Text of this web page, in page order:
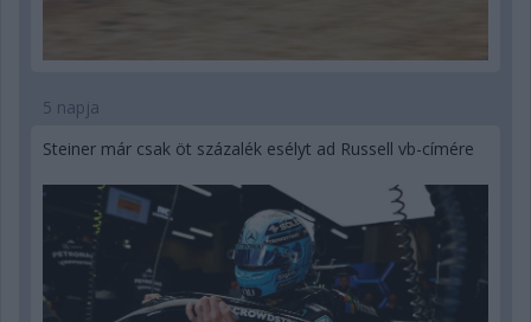
5 napja
Steiner már csak öt százalék esélyt ad Russell vb-címére